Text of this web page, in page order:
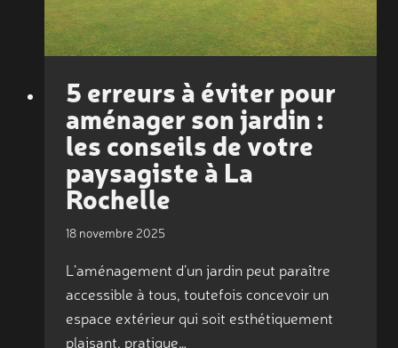
5 erreurs à éviter pour
aménager son jardin :
les conseils de votre
paysagiste à La
Rochelle
18 novembre 2025
L’aménagement d’un jardin peut paraître
accessible à tous, toutefois concevoir un
espace extérieur qui soit esthétiquement
plaisant, pratique…